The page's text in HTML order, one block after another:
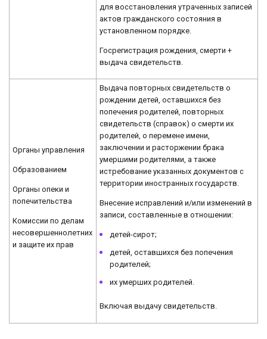
для восстановления утраченных записей
актов гражданского состояния в
установленном порядке.
Госрегистрация рождения, смерти +
выдача свидетельств.
Органы управления
Образованием
Органы опеки и
попечительства
Комиссии по делам
несовершеннолетних
и защите их прав
Выдача повторных свидетельств о
рождении детей, оставшихся без
попечения родителей, повторных
свидетельств (справок) о смерти их
родителей, о перемене имени,
заключении и расторжении брака
умершими родителями, а также
истребование указанных документов с
территории иностранных государств.
Внесение исправлений и/или изменений в
записи, составленные в отношении:
детей-сирот;
детей, оставшихся без попечения
родителей;
их умерших родителей.
Включая выдачу свидетельств.